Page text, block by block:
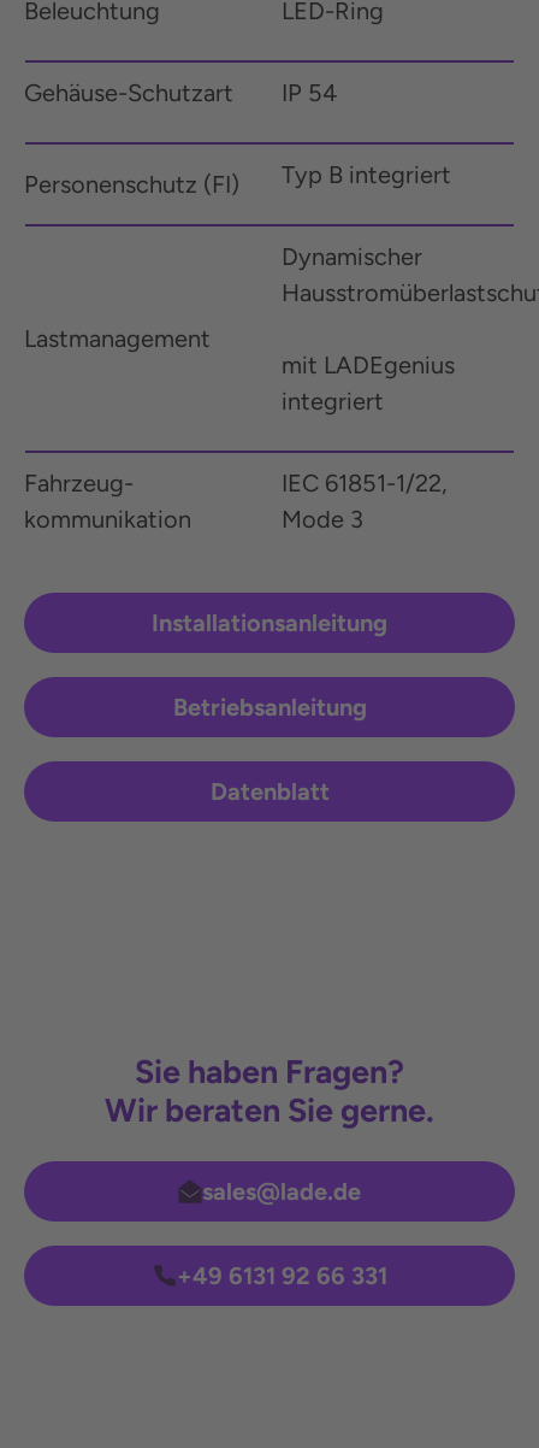
Beleuchtung LED-Ring
Gehäuse-Schutzart IP 54
Personenschutz (FI) Typ B integriert
Last­manage­ment
Dynamischer
mit LADEgenius
integriert
Fahr­zeug­
kommunikation
IEC 61851-1/22,
Mode 3
Installationsanleitung
Betriebsanleitung
Datenblatt
Sie haben Fragen?
Wir beraten Sie gerne.
sales@lade.de
+49 6131 92 66 331